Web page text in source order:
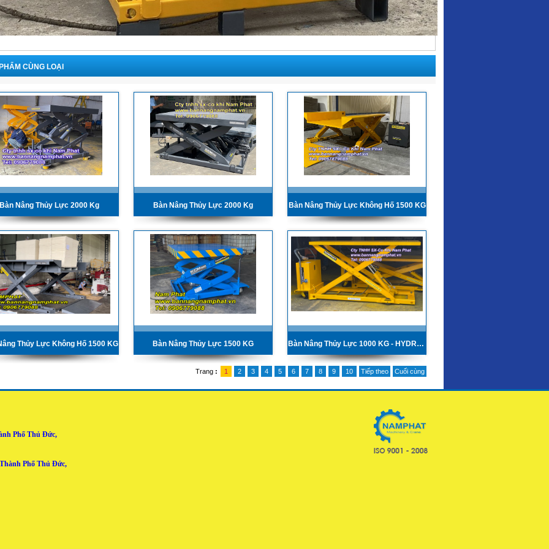
CÙNG LOẠI
Bàn Nâng Thủy Lực 2000 Kg Bàn Nâng Thủy Lực 2000 Kg Bàn Nâng Thủy Lực Không Hố 1500 KG
Thủy Lực Không Hố 1500 KG Bàn Nâng Thủy Lực 1500 KG Bàn Nâng Thủy Lực 1000 KG - HYDRAULIC SCISSOR LIFT TABLE
Trang : 1 2 3 4 5 6 7 8 9 10 Tiếp theo Cuối cùng
Phố Thủ Đức,
Phố Thủ Đức,